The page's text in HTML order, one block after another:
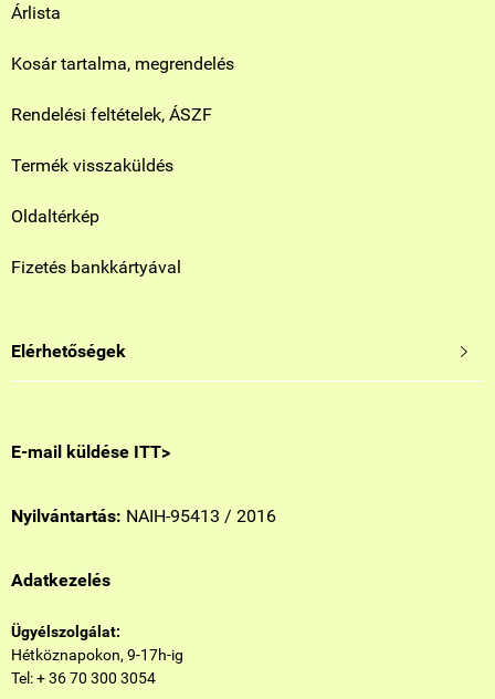
Árlista
Kosár tartalma, megrendelés
Rendelési feltételek, ÁSZF
Termék visszaküldés
Oldaltérkép
Fizetés bankkártyával
Elérhetőségek 
E-mail küldése ITT>
Nyilvántartás: NAIH-95413 / 2016
Adatkezelés
Ügyélszolgálat:
Hétköznapokon, 9-17h-ig
Tel: + 36 70 300 3054